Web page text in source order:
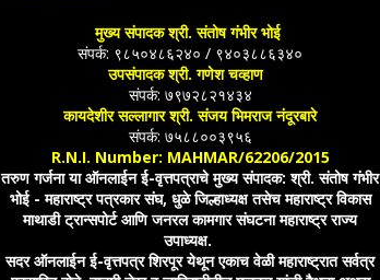
मुख्य संपादक श्री. संतोष गंभीर भोई
संपर्क: ९८५०४८६२४० / ९४०३८८६३४०
उपसंपादक श्री. गणेश चव्हाण
संपर्क: ७९७२८२१४३४
कायदेशीर सल्लागार श्री. संजय भिमराज नंदूरबारे
संपर्क: ७५८८००३९५६
R.N.I. Number: MAHMAR/62206/2015
तरुण गर्जना या ऑनलाईन ई-वृत्तपत्राचे मुख्य संपादक: श्री. संतोष गंभीर
भोई - महाराष्ट्र पत्रकार संघ, धुळे जिल्हाध्यक्ष तसेच महाराष्ट्र विकास
माथाडी ट्रान्सपोर्ट आणि जनरल कामगार संघटना महाराष्ट्र राज्य
उपाध्यक्ष.
सदर ऑनलाईन ई-वृत्तपत्र शिरपूर येथून एकाच वेळी महाराष्ट्रात सर्वत्र